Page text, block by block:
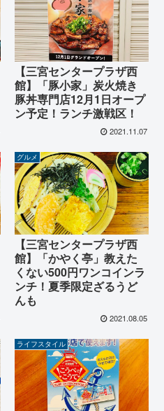
【三宮センタープラザ西
館】「豚小家」炭火焼き
豚丼専門店12月1日オープ
ン予定！ランチ激戦区！
2021.11.07
グルメ
【三宮センタープラザ西
館】「かやく亭」教えた
くない500円ワンコインラ
ンチ！夏季限定ざるうど
んも
2021.08.05
ライフスタイル